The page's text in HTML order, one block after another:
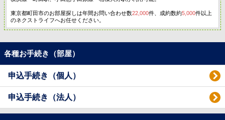
東京都町田市のお部屋探しは年間お問い合わせ数22,000件、成約数約5,000件以上
のネクストライフへお任せください。
各種お手続き（部屋）
申込手続き（個人）
申込手続き（法人）